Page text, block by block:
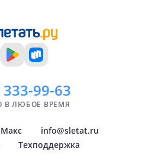
333-99-63
В ЛЮБОЕ ВРЕМЯ
Макс
info@sletat.ru
Техподдержка